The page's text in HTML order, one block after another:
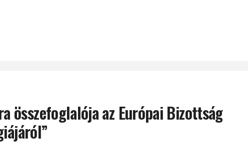
összefoglalója az Európai Bizottság